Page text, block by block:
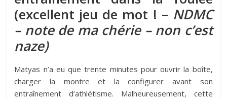
(excellent jeu de mot ! – NDMC
– note de ma chérie – non c’est
naze)
Matyas n’a eu que trente minutes pour ouvrir la boîte,
charger la montre et la configurer avant son
entraînement d’athlétisme. Malheureusement, cette